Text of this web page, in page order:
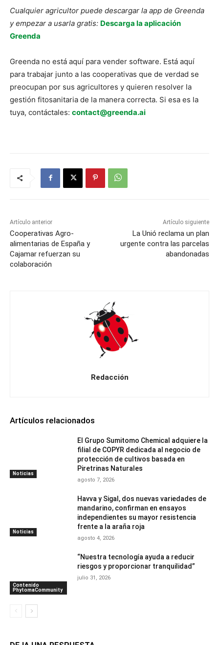
Cualquier agricultor puede descargar la app de Greenda
y empezar a usarla gratis: Descarga la aplicación
Greenda
Greenda no está aquí para vender software. Está aquí
para trabajar junto a las cooperativas que de verdad se
preocupan por sus agricultores y quieren resolver la
gestión fitosanitaria de la manera correcta. Si esa es la
tuya, contáctales: contact@greenda.ai
Artículo anterior
Cooperativas Agro-
alimentarias de España y
Cajamar refuerzan su
colaboración
Artículo siguiente
La Unió reclama un plan
urgente contra las parcelas
abandonadas
Redacción
Artículos relacionados
Noticias
El Grupo Sumitomo Chemical adquiere la
filial de COPYR dedicada al negocio de
protección de cultivos basada en
Piretrinas Naturales
agosto 7, 2026
Noticias
Havva y Sigal, dos nuevas variedades de
mandarino, confirman en ensayos
independientes su mayor resistencia
frente a la araña roja
agosto 4, 2026
Contenido
PhytomaCommunity
“Nuestra tecnología ayuda a reducir
riesgos y proporcionar tranquilidad”
julio 31, 2026